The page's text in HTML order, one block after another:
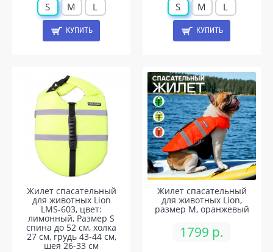
S M L
КУПИТЬ
S M L
КУПИТЬ
Жилет спасательный
для животных Lion
LMS-603, цвет:
лимонный, Размер S
спина до 52 см, холка
27 см, грудь 43-44 см,
шея 26-33 см
Жилет спасательный
для животных Lion,
размер M, оранжевый
1799 р.